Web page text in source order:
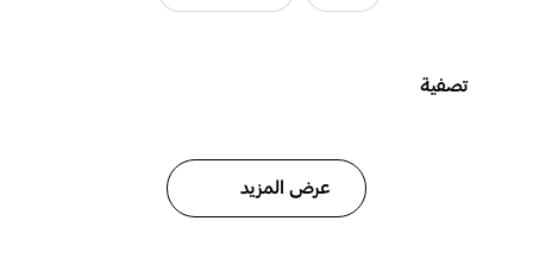
تصفية
عرض المزيد